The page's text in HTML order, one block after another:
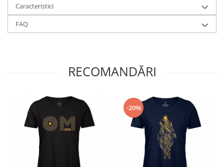
Caracteristici
FAQ
RECOMANDĂRI
-20%